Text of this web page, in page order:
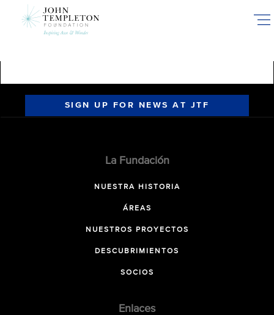
SIGN UP FOR NEWS AT JTF
La Fundación
NUESTRA HISTORIA
ÁREAS
NUESTROS PROYECTOS
DESCUBRIMIENTOS
SOCIOS
Enlaces